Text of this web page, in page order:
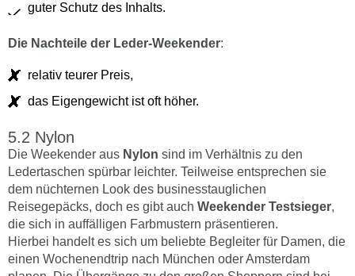
guter Schutz des Inhalts.
Die Nachteile der Leder-Weekender:
relativ teurer Preis,
das Eigengewicht ist oft höher.
Nylon
Die Weekender aus Nylon sind im Verhältnis zu den
Ledertaschen spürbar leichter. Teilweise entsprechen sie
dem nüchternen Look des businesstauglichen
Reisegepäcks, doch es gibt auch Weekender Testsieger,
die sich in auffälligen Farbmustern präsentieren.
Hierbei handelt es sich um beliebte Begleiter für Damen, die
einen Wochenendtrip nach München oder Amsterdam